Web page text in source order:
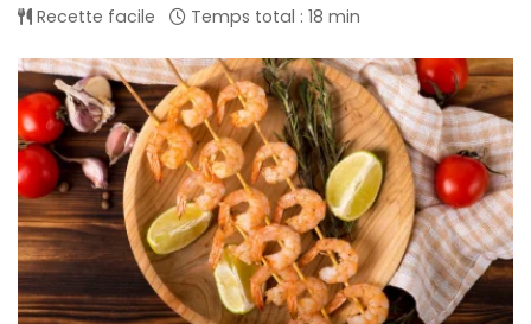
Recette facile Temps total : 18 min